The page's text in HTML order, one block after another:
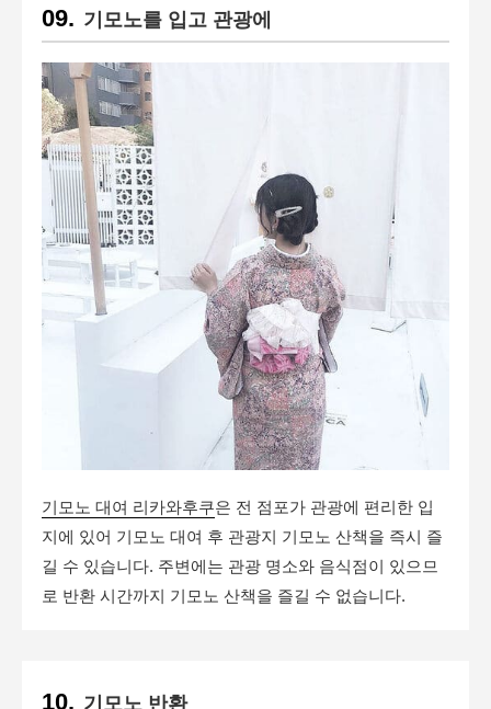
기모노를 입고 관광에
기모노 대여 리카와후쿠은 전 점포가 관광에 편리한 입
지에 있어 기모노 대여 후 관광지 기모노 산책을 즉시 즐
길 수 있습니다. 주변에는 관광 명소와 음식점이 있으므
로 반환 시간까지 기모노 산책을 즐길 수 없습니다.
기모노 반환